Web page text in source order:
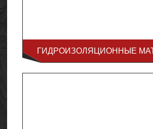
ГИДРОИЗОЛЯЦИОННЫЕ